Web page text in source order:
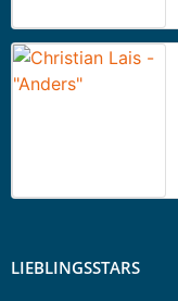
LIEBLINGSSTARS